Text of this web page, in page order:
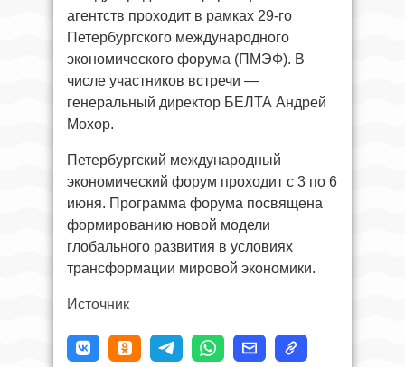
агентств проходит в рамках 29-го
Петербургского международного
экономического форума (ПМЭФ). В
числе участников встречи —
генеральный директор БЕЛТА Андрей
Мохор.
Петербургский международный
экономический форум проходит с 3 по 6
июня. Программа форума посвящена
формированию новой модели
глобального развития в условиях
трансформации мировой экономики.
Источник